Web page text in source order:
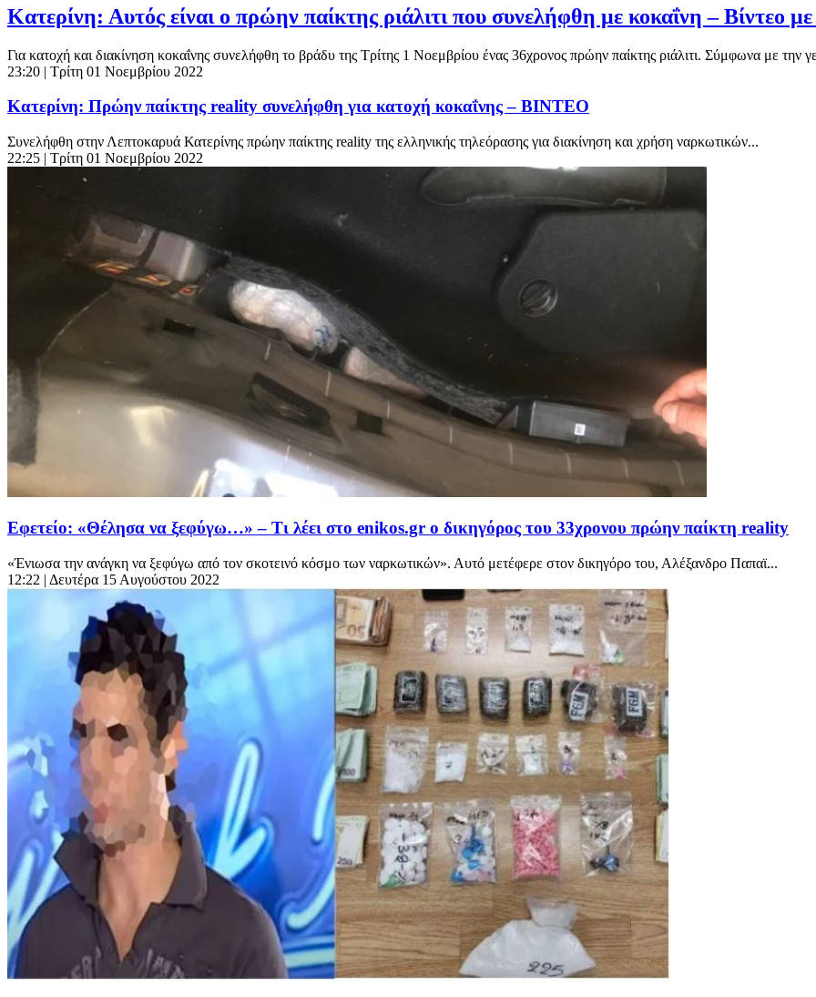
Κατερίνη: Αυτός είναι ο πρώην παίκτης ριάλιτι που συνελήφθη με κοκαΐνη – Βίντεο
Για κατοχή και διακίνηση κοκαΐνης συνελήφθη το βράδυ της Τρίτης 1 Νοεμβρίου ένας 36χρονος πρώην παίκτης ριάλιτι. Σύμφωνα με την
23:20 | Τρίτη 01 Νοεμβρίου 2022
Κατερίνη: Πρώην παίκτης reality συνελήφθη για κατοχή κοκαΐνης – ΒΙΝΤΕΟ
Συνελήφθη στην Λεπτοκαρυά Κατερίνης πρώην παίκτης reality της ελληνικής τηλεόρασης για διακίνηση και χρήση ναρκωτικών...
22:25 | Τρίτη 01 Νοεμβρίου 2022
Εφετείο: «Θέλησα να ξεφύγω…» – Τι λέει στο enikos.gr ο δικηγόρος του 33χρονου πρώην παίκτη reality
«Ένιωσα την ανάγκη να ξεφύγω από τον σκοτεινό κόσμο των ναρκωτικών». Αυτό μετέφερε στον δικηγόρο του, Αλέξανδρο Παπαϊ...
12:22 | Δευτέρα 15 Αυγούστου 2022